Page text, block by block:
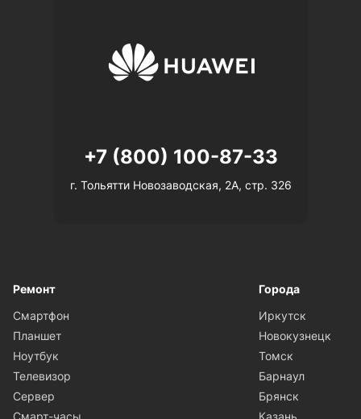
+7 (800) 100-87-33
г. Тольятти Новозаводская, 2А, стр. 326
Ремонт
Смартфон
Планшет
Ноутбук
Телевизор
Сервер
Смарт-часы
Города
Иркутск
Новокузнецк
Томск
Барнаул
Брянск
Казань